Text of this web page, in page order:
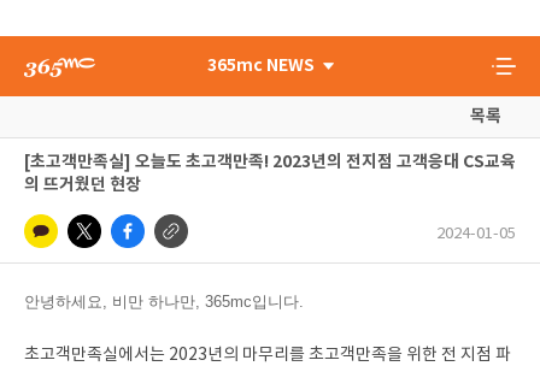
365mc NEWS
목록
[초고객만족실] 오늘도 초고객만족! 2023년의 전지점 고객응대 CS교육
의 뜨거웠던 현장
2024-01-05
안녕하세요, 비만 하나만, 365mc입니다.
초고객만족실에서는 2023년의 마무리를 초고객만족을 위한 전 지점 파